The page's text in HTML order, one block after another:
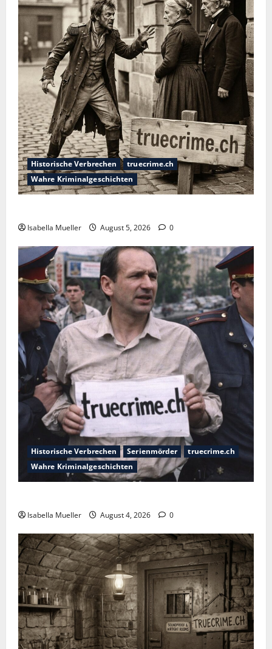
Historische Verbrechen
truecrime.ch
Wahre Kriminalgeschichten
Isabella Mueller August 5, 2026 0
Historische Verbrechen Serienmörder
truecrime.ch
Wahre Kriminalgeschichten
Isabella Mueller August 4, 2026 0